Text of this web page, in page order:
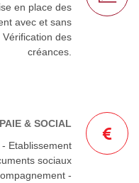
en place des
avec et sans
des
créances.
PAIE & SOCIAL
Etablissement
sociaux
-